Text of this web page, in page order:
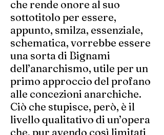
che rende onore al suo
sottotitolo per essere,
appunto, smilza, essenziale,
schematica, vorrebbe essere
una sorta di Bignami
dell’anarchismo, utile per un
primo approccio del profano
alle concezioni anarchiche.
Ciò che stupisce, però, è il
livello qualitativo di un’opera
che, pur avendo così limitati